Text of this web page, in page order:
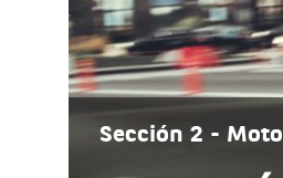
Sección 2 - Moto